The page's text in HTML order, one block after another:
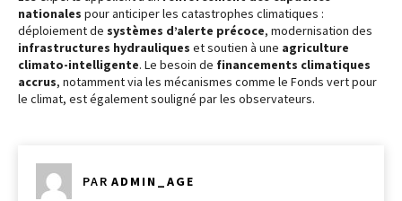
nationales pour anticiper les catastrophes climatiques :
déploiement de systèmes d’alerte précoce, modernisation des
infrastructures hydrauliques et soutien à une agriculture
climato-intelligente. Le besoin de financements climatiques
accrus, notamment via les mécanismes comme le Fonds vert pour
le climat, est également souligné par les observateurs.
PAR ADMIN_AGE